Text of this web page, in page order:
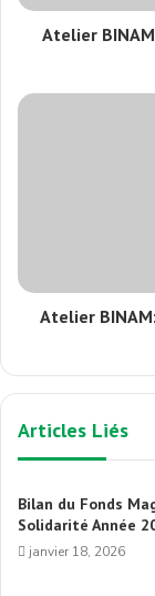
Atelier
Atelier
Articles Liés
Bilan du Fonds
Solidarité Année
janvier 18, 2026